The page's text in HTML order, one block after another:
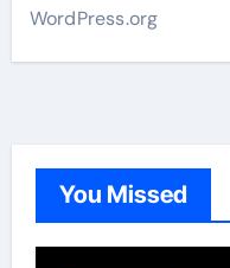
WordPress.org
You Missed